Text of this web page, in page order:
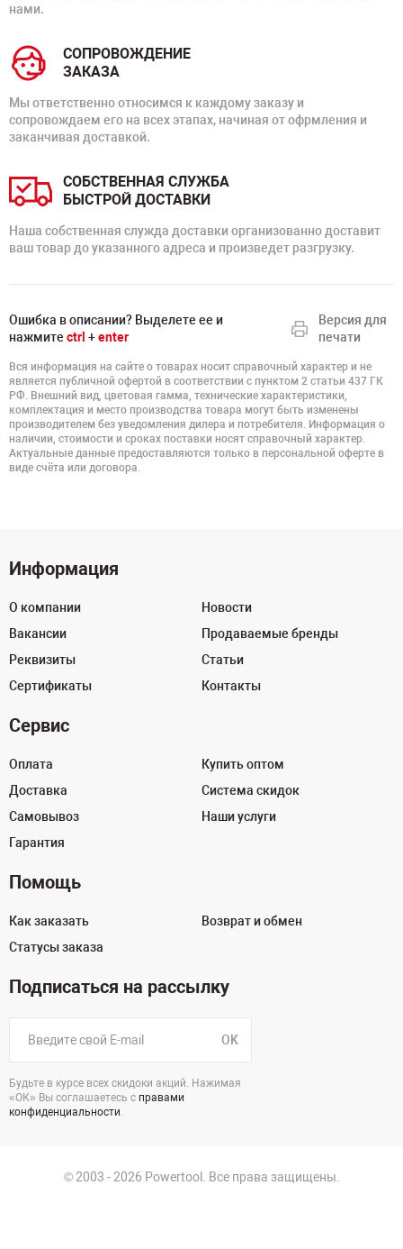
нами.
СОПРОВОЖДЕНИЕ
ЗАКАЗА
Мы ответственно относимся к каждому заказу и
сопровождаем его на всех этапах, начиная от офрмления и
заканчивая доставкой.
СОБСТВЕННАЯ СЛУЖБА
БЫСТРОЙ ДОСТАВКИ
Наша собственная служда доставки организованно доставит
ваш товар до указанного адреса и произведет разгрузку.
Ошибка в описании? Выделете ее и
нажмите ctrl +enter
Версия для
печати
Вся информация на сайте о товарах носит справочный характер и не
является публичной офертой в соответствии с пунктом 2 статьи 437 ГК
РФ. Внешний вид, цветовая гамма, технические характеристики,
комплектация и место производства товара могут быть изменены
производителем без уведомления дилера и потребителя. Информация о
наличии, стоимости и сроках поставки носят справочный характер.
Актуальные данные предоставляются только в персональной оферте в
виде счёта или договора.
Информация
О компании
Вакансии
Реквизиты
Сертификаты
Новости
Продаваемые бренды
Статьи
Контакты
Сервис
Оплата
Доставка
Самовывоз
Гарантия
Купить оптом
Система скидок
Наши услуги
Помощь
Как заказать
Статусы заказа
Возврат и обмен
Подписаться на рассылку
OK
Будьте в курсе всех скидоки акций. Нажимая
«ОК» Вы соглашаетесь с правами
конфиденциальности.
© 2003 - 2026 Powertool. Все права защищены.